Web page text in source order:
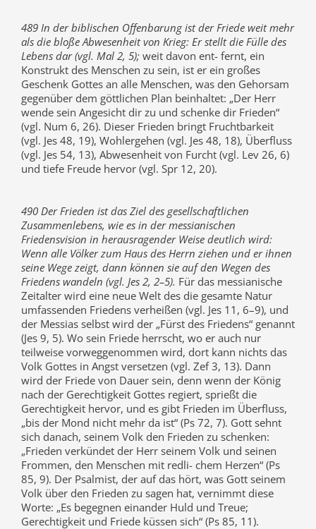
489 In der biblischen Offenbarung ist der Friede weit mehr
als die bloße Abwesenheit von Krieg: Er stellt die Fülle des
Lebens dar (vgl. Mal 2, 5); weit davon ent- fernt, ein
Konstrukt des Menschen zu sein, ist er ein großes
Geschenk Gottes an alle Menschen, was den Gehorsam
gegenüber dem göttlichen Plan beinhaltet: „Der Herr
wende sein Angesicht dir zu und schenke dir Frieden“
(vgl. Num 6, 26). Dieser Frieden bringt Fruchtbarkeit
(vgl. Jes 48, 19), Wohlergehen (vgl. Jes 48, 18), Überfluss
(vgl. Jes 54, 13), Abwesenheit von Furcht (vgl. Lev 26, 6)
und tiefe Freude hervor (vgl. Spr 12, 20).
490 Der Frieden ist das Ziel des gesellschaftlichen
Zusammenlebens, wie es in der messianischen
Friedensvision in herausragender Weise deutlich wird:
Wenn alle Völker zum Haus des Herrn ziehen und er ihnen
seine Wege zeigt, dann können sie auf den Wegen des
Friedens wandeln (vgl. Jes 2, 2–5). Für das messianische
Zeitalter wird eine neue Welt des die gesamte Natur
umfassenden Friedens verheißen (vgl. Jes 11, 6–9), und
der Messias selbst wird der „Fürst des Friedens“ genannt
(Jes 9, 5). Wo sein Friede herrscht, wo er auch nur
teilweise vorweggenommen wird, dort kann nichts das
Volk Gottes in Angst versetzen (vgl. Zef 3, 13). Dann
wird der Friede von Dauer sein, denn wenn der König
nach der Gerechtigkeit Gottes regiert, sprießt die
Gerechtigkeit hervor, und es gibt Frieden im Überfluss,
„bis der Mond nicht mehr da ist“ (Ps 72, 7). Gott sehnt
sich danach, seinem Volk den Frieden zu schenken:
„Frieden verkündet der Herr seinem Volk und seinen
Frommen, den Menschen mit redli- chem Herzen“ (Ps
85, 9). Der Psalmist, der auf das hört, was Gott seinem
Volk über den Frieden zu sagen hat, vernimmt diese
Worte: „Es begegnen einander Huld und Treue;
Gerechtigkeit und Friede küssen sich“ (Ps 85, 11).